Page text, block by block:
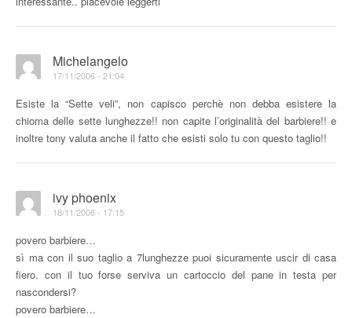
Michelangelo
17/11/2006 - 21:04
Esiste la “Sette veli”, non capisco perchè non debba esistere la
chioma delle sette lunghezze!! non capite l’originalità del barbiere!! e
inoltre tony valuta anche il fatto che esisti solo tu con questo taglio!!
ivy phoenix
18/11/2006 - 17:15
povero barbiere…
sì ma con il suo taglio a 7lunghezze puoi sicuramente uscir di casa
fiero. con il tuo forse serviva un cartoccio del pane in testa per
nascondersi?
povero barbiere…